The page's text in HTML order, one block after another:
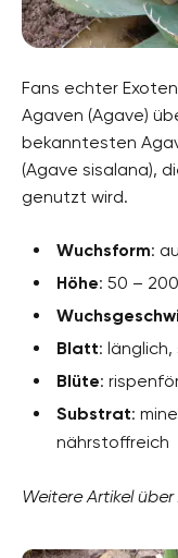
Fans echter
Agaven (Agave)
bekanntesten
(Agave sisalana),
genutzt wird.
Wuchsform:
Höhe: 50 –
Blatt:
Blüte:
Substrat:
nährstoffreich
Weitere Artikel